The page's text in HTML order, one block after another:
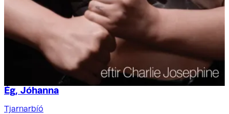
Ég, Jóhanna
Tjarnarbíó